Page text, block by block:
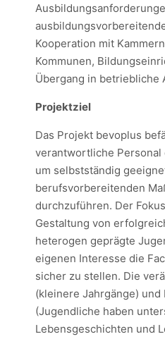
Kooperation mit
Kommunen,
Übergang in betriebliche
Projektziel
Das Projekt bevoplus
verantwortliche Personal
um selbstständig
berufsvorbereitenden
durchzuführen. Der
Gestaltung von
heterogen geprägte
eigenen Interesse die
sicher zu stellen. Die
(kleinere Jahrgänge)
(Jugendliche haben
Lebensgeschichten und